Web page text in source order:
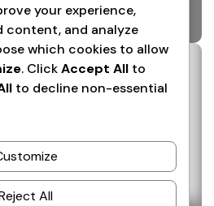
your experience,
content, and analyze
which cookies to allow
. ClickAccept All to
to decline non-essential
All